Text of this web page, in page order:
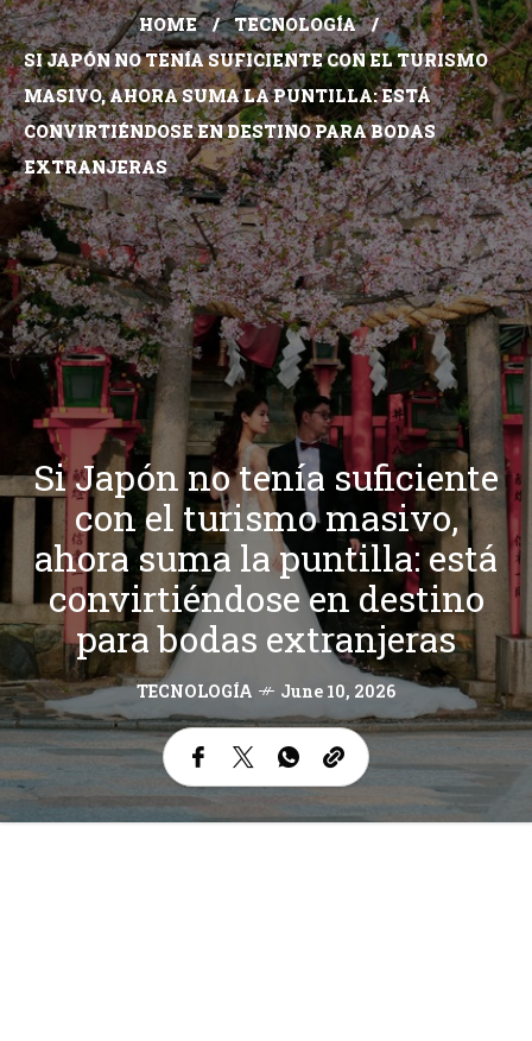
HOME
TECNOLOGÍA
SI JAPÓN NO TENÍA SUFICIENTE CON EL TURISMO
MASIVO, AHORA SUMA LA PUNTILLA: ESTÁ
CONVIRTIÉNDOSE EN DESTINO PARA BODAS
EXTRANJERAS
Si Japón no tenía suficiente
con el turismo masivo,
ahora suma la puntilla: está
convirtiéndose en destino
para bodas extranjeras
TECNOLOGÍA June 10, 2026